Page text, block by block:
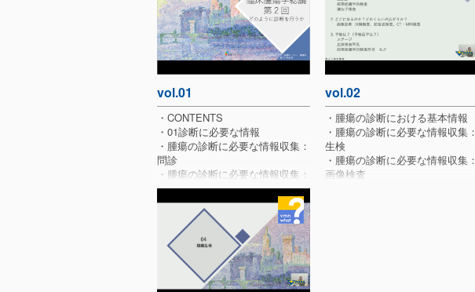
vol.01
・CONTENTS
・01診断に必要な情報
・腫瘍の診断に必要な情報収集：
問診
・腫瘍の診断に必要な情報収集：
身体検査
・腫瘍の診断に必要な情報収集：
血液検査
vol.02
・腫瘍の診断における基本情報
・腫瘍の診断に必要な情報収集：
生検
・腫瘍の診断に必要な情報収集：
画像検査